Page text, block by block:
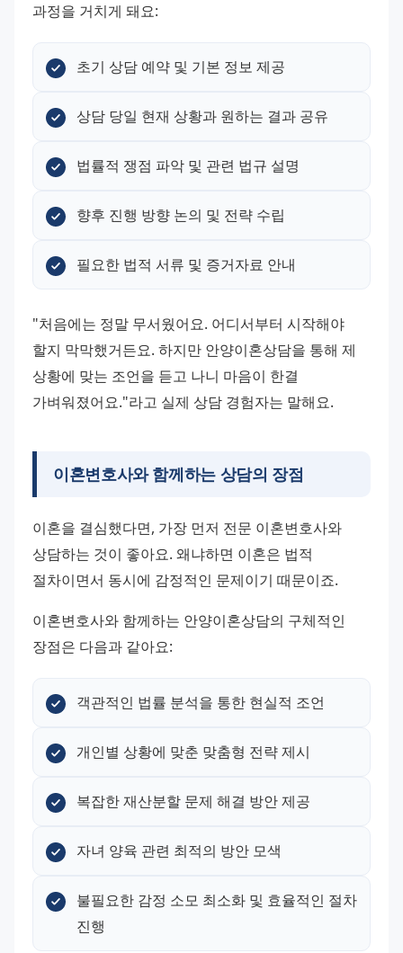
과정을 거치게 돼요:
초기 상담 예약 및 기본 정보 제공
상담 당일 현재 상황과 원하는 결과 공유
법률적 쟁점 파악 및 관련 법규 설명
향후 진행 방향 논의 및 전략 수립
필요한 법적 서류 및 증거자료 안내
"처음에는 정말 무서웠어요. 어디서부터 시작해야
할지 막막했거든요. 하지만 안양이혼상담을 통해 제
상황에 맞는 조언을 듣고 나니 마음이 한결
가벼워졌어요."라고 실제 상담 경험자는 말해요.
이혼변호사와 함께하는 상담의 장점
이혼을 결심했다면, 가장 먼저 전문 이혼변호사와
상담하는 것이 좋아요. 왜냐하면 이혼은 법적
절차이면서 동시에 감정적인 문제이기 때문이죠.
이혼변호사와 함께하는 안양이혼상담의 구체적인
장점은 다음과 같아요:
객관적인 법률 분석을 통한 현실적 조언
개인별 상황에 맞춘 맞춤형 전략 제시
복잡한 재산분할 문제 해결 방안 제공
자녀 양육 관련 최적의 방안 모색
불필요한 감정 소모 최소화 및 효율적인 절차
진행